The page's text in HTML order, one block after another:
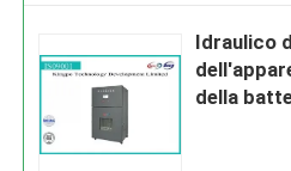
Idraulico
della